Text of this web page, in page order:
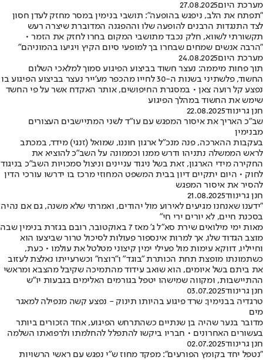
מערכת היום27.08.2025
"תפתח את הלב, ניפגש בהופעה": תושבי בנימין במסר מחזק לעדן חסון
לצד התנגדות הרבנים להופעה שלו וההפגנה המדוברת שיצרה רעש
תקשורתי לשווא, חלק נכבד מתושבי המקום בחרו לחזק את הזמר •
"הרבה אנשים שמחים שבחרו בך למופעי סיום הקיץ ויגיעו בהמוניהם"
מערכת היום24.08.2025
תוך פחות מיממה: נעצר חשוד בביצוע הפיגוע סמוך למלאכי השלום
החשוד, פלשתיני בשנות ה-30 לחייו מהכפר מע'ייר נעצר בביצוע הפיגוע בו
נפצע קל רועה צאן • במסגרת החיפושים, אותר האקדח אשר על פי החשד
שימש את החשוד במהלך הפיגוע
חנן גרינווד22.08.2025
שב"כ האריך את איסור המפגש עם עו"ד לשני המתיישבים העצורים
מבנימין
בעקבות ההארכה, פנה מנכ"ל ארגון חוננו, שמואל (זנגי) מידד, במכתב
לראש הממשלה נתניהו ודרש ממנו וכממונה על השב"כ להוציא את
החקירה מידי הארגון, זאת בשל ניגוד עניינים וניצול סמכויות השב"כ בניגוד
לחוק • היום יתקיים דיון בבית המשפט המחוזי מרכז בו ידרשו עורכי הדין
להסיר את איסור המפגש
חנן גרינווד21.08.2025
"ידענו שאנחנו מגיעים לאירוע מול יהודים, ואמרתי שלא משנה, גם אם נהיה
בסכנת חיים, לא יורים ירי חי"
מאות ימי מילואים שירת סא"ל ג' מאז 7 באוקטובר, רובם בגזרת בנימין שבה
מוצב הגדוד שלו, אך למרות אינספור פעולות לסיכול טרור שביצעו הוא
וחייליו, דווקא עימות מול פעילי ימין קיצוני מטלטל את עולמו • כעת,
כשתמונתו מופצת תחת הכותרת "בוגד" ו"רוצח" וכשרעייתו נאלצת לעזוב
את ביתם בשל איומים, הוא שואב עידוד מהתמיכה שקיבל מהצבא ומראשי
ההתיישבות, ומקווה שמישהו יטפל בגורמים האלימים בגבעות יו"ש
חנן גרינווד03.07.2025
טרגדיה בבנימין: שרד פיגוע בהיותו תינוק - נפצע קשה מנפילה למאגר
מים
מדובר בנער שהיה בן שנתיים כשהתרחש הפיגוע, אחד הזכורים ביותר
בעשורים האחרונים • חבריו ביקשו להתפלל להחלמתו ולרפואתו השלמה
חנן גרינווד02.07.2025
״נטפל יחד בקומץ הפורעים": מפקד מחוז ש״י נפגש עם ראשי הרשויות